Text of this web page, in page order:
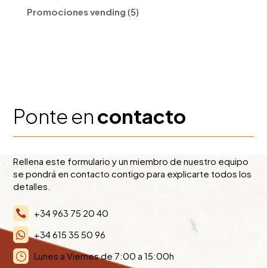
Promociones vending 5
productos
Ponte encontacto
Rellena este formulario y un miembro de nuestro equipo
se pondrá en contacto contigo para explicarte todos los
detalles.
 +34 963 75 20 40
 +34 615 35 50 96
} Lunes a Viernes de 7:00 a 15:00h